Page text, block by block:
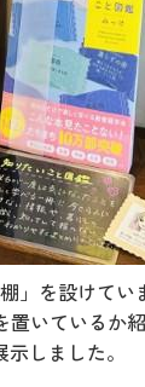
」を設けてい
いているか
しました。